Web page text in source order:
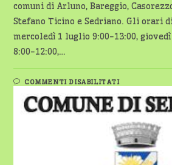
comuni di Arluno, Bareggio,
Stefano Ticino e Sedriano. Gli orari
mercoledì 1 luglio 9:00-13:00,
8:00-12:00,…
COMMENTI DISABILITATISU
SEDRIANO,
GLI
ORARI
MEDICO
DAL
1°
AL
10